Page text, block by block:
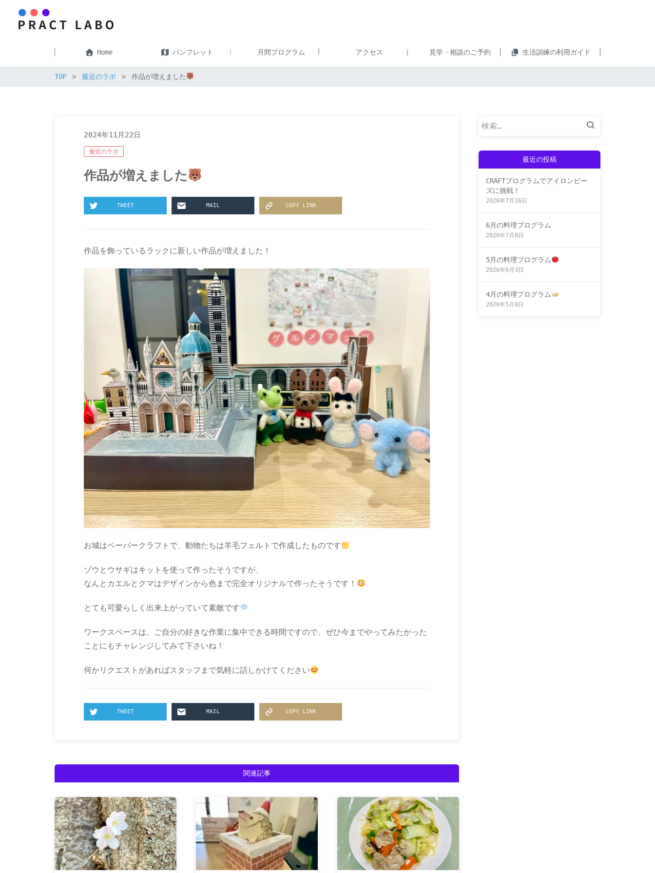
Home パンフレット 月間プログラム アクセス 見学・相談のご予約 生活訓練の利用ガイド
TOP 最近のラボ 作品が増えました
2024年11月22日
最近のラボ
作品が増えました
TWEET MAIL COPY LINK
作品を飾っているラックに新しい作品が増えました！
お城はペーパークラフトで、動物たちは羊毛フェルトで作成したものです
ゾウとウサギはキットを使って作ったそうですが、
なんとカエルとクマはデザインから色まで完全オリジナルで作ったそうです！
とても可愛らしく出来上がっていて素敵です
ワークスペースは、ご自分の好きな作業に集中できる時間ですので、ぜひ今までやってみたかった
ことにもチャレンジしてみて下さいね！
何かリクエストがあればスタッフまで気軽に話しかけてください
TWEET MAIL COPY LINK
関連記事
検
最近の投稿
CRAFTプログラムでアイロンビー
ズに挑戦！
2026年7月16日
6月の料理プログラム
2026年7月8日
5月の料理プログラム
2026年6月3日
4月の料理プログラム
2026年5月8日